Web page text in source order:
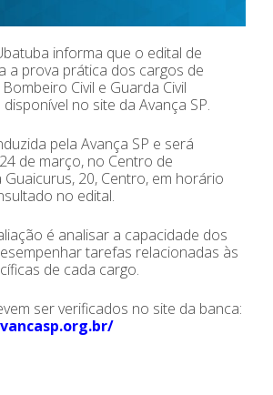
informa que o edital de
a prova prática dos cargos de
Civil e Guarda Civil
no site da Avança SP.
pela Avança SP e será
de março, no Centro de
Guaicurus, 20, Centro, em horário
no edital.
é analisar a capacidade dos
tarefas relacionadas às
de cada cargo.
ser verificados no site da banca: